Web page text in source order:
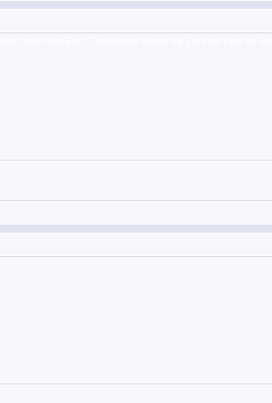
mais des Ents. Tandis que l'arbre du 1er livre c'est un